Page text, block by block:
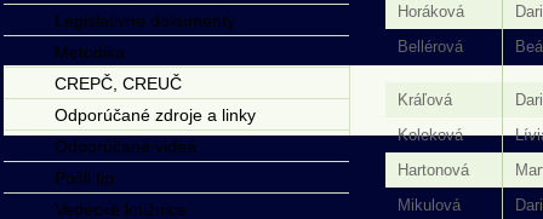
Horáková
Bellérová
Kráľová
Koleková
Hartonová
Mikulová
Legislativne dokumenty
Metodika
CREPČ, CREUČ
Odporúčané zdroje a linky
Odporúčané videá
Pošli tip
Vedecké knižnice